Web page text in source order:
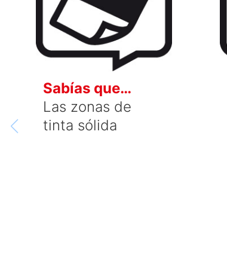
Sabías que…
Las zonas de
tinta sólida